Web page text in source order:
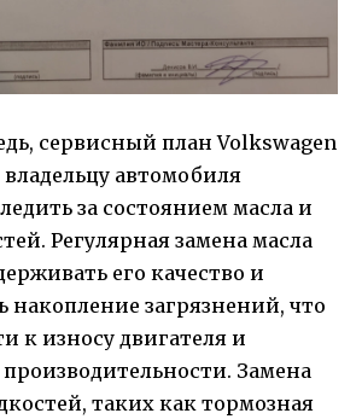
сервисный план Volkswagen
автомобиля
за состоянием масла и
Регулярная замена масла
его качество и
накопление загрязнений, что
к износу двигателя и
Замена
таких как тормозная